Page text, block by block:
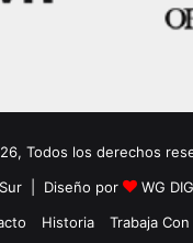
Todos los derechos
Sur | Diseño por
WG
Historia Trabaja